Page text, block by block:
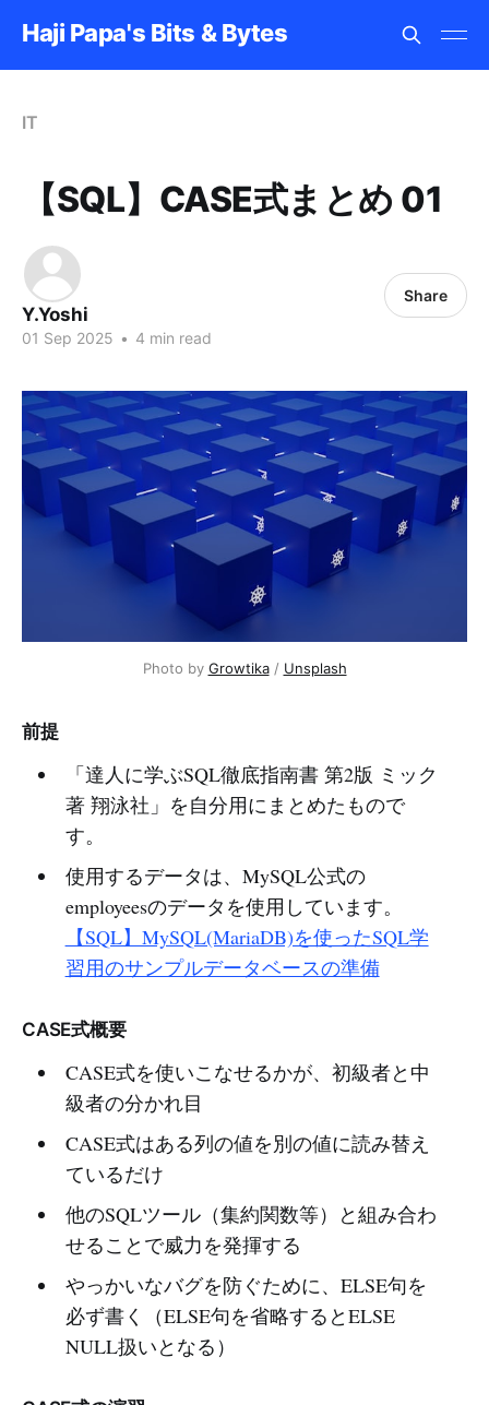
Haji Papa's Bits & Bytes
IT
【SQL】CASE式まとめ 01
Y.Yoshi
01 Sep 2025 • 4 min read
Share
Photo by Growtika / Unsplash
前提
「達人に学ぶSQL徹底指南書 第2版 ミック
著 翔泳社」を自分用にまとめたもので
す。
使用するデータは、MySQL公式の
employeesのデータを使用しています。
【SQL】MySQL(MariaDB)を使ったSQL学
習用のサンプルデータベースの準備
CASE式概要
CASE式を使いこなせるかが、初級者と中
級者の分かれ目
CASE式はある列の値を別の値に読み替え
ているだけ
他のSQLツール（集約関数等）と組み合わ
せることで威力を発揮する
やっかいなバグを防ぐために、ELSE句を
必ず書く（ELSE句を省略するとELSE
NULL扱いとなる）